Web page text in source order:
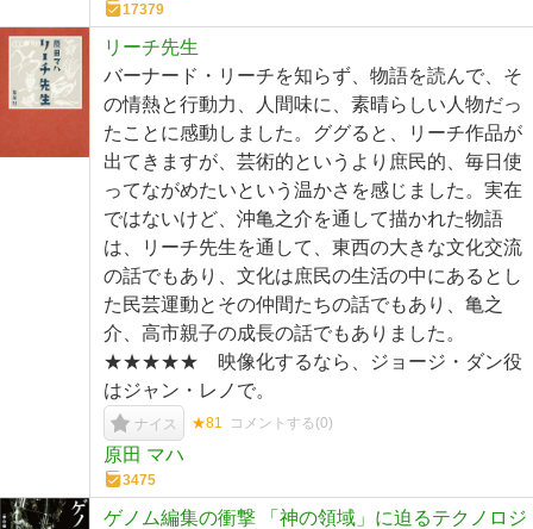
17379
リーチ先生
バーナード・リーチを知らず、物語を読んで、そ
の情熱と行動力、人間味に、素晴らしい人物だっ
たことに感動しました。ググると、リーチ作品が
出てきますが、芸術的というより庶民的、毎日使
ってながめたいという温かさを感じました。実在
ではないけど、沖亀之介を通して描かれた物語
は、リーチ先生を通して、東西の大きな文化交流
の話でもあり、文化は庶民の生活の中にあるとし
た民芸運動とその仲間たちの話でもあり、亀之
介、高市親子の成長の話でもありました。
★★★★★ 映像化するなら、ジョージ・ダン役
はジャン・レノで。
ナイス ★81 コメントする(0)
原田 マハ
3475
ゲノム編集の衝撃 「神の領域」に迫るテクノロジ